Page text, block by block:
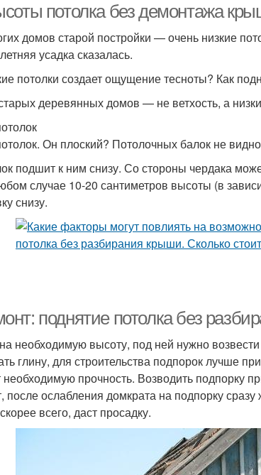
потолка без демонтажа
домов старой постройки — очень низкие
усадка сказалась.
потолки создает ощущение тесноты? Как
деревянных домов — не ветхость, а
Он плоский? Потолочных балок не
подшит к ним снизу. Со стороны чердака
случае 10-20 сантиметров высоты (в
снизу.
поднятие потолка без
необходимую высоту, под ней нужно
глину, для строительства подпорок лучше
необходимую прочность. Возводить подпорку
после ослабления домкрата на подпорку
всего, даст просадку.